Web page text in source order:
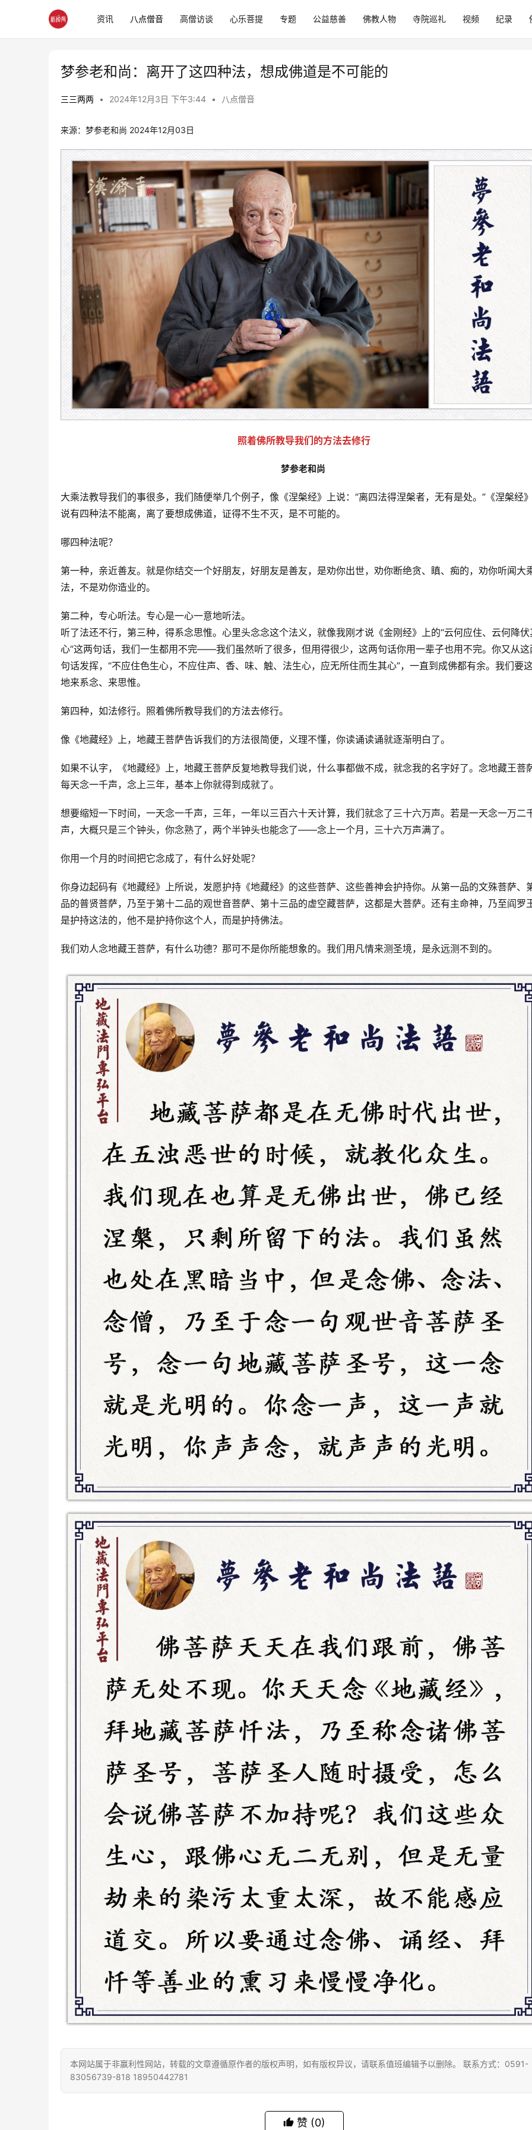
资讯 八点僧音 高僧访谈 心乐菩提 专题 公益慈善 佛教人物 寺院巡礼 视频 纪录
梦参老和尚：离开了这四种法，想成佛道是不可能的
三三两两 • 2024年12月3日 下午3:44 • 八点僧音
来源：梦参老和尚 2024年12月03日
照着佛所教导我们的方法去修行
梦参老和尚
大乘法教导我们的事很多，我们随便举几个例子，像《涅槃经》上说：“离四法得涅槃者，无有是处。”《涅槃经
说有四种法不能离，离了要想成佛道，证得不生不灭，是不可能的。
哪四种法呢？
第一种，亲近善友。就是你结交一个好朋友，好朋友是善友，是劝你出世，劝你断绝贪、瞋、痴的，劝你听闻大
法，不是劝你造业的。
第二种，专心听法。专心是一心一意地听法。
听了法还不行，第三种，得系念思惟。心里头念念这个法义，就像我刚才说《金刚经》上的“云何应住、云何降伏
心”这两句话，我们一生都用不完——我们虽然听了很多，但用得很少，这两句话你用一辈子也用不完。你又从这
句话发挥，“不应住色生心，不应住声、香、味、触、法生心，应无所住而生其心”，一直到成佛都有余。我们要
地来系念、来思惟。
第四种，如法修行。照着佛所教导我们的方法去修行。
像《地藏经》上，地藏王菩萨告诉我们的方法很简便，义理不懂，你读诵读诵就逐渐明白了。
如果不认字，《地藏经》上，地藏王菩萨反复地教导我们说，什么事都做不成，就念我的名字好了。念地藏王菩萨
每天念一千声，念上三年，基本上你就得到成就了。
想要缩短一下时间，一天念一千声，三年，一年以三百六十天计算，我们就念了三十六万声。若是一天念一万二
声，大概只是三个钟头，你念熟了，两个半钟头也能念了——念上一个月，三十六万声满了。
你用一个月的时间把它念成了，有什么好处呢？
你身边起码有《地藏经》上所说，发愿护持《地藏经》的这些菩萨、这些善神会护持你。从第一品的文殊菩萨、
品的普贤菩萨，乃至于第十二品的观世音菩萨、第十三品的虚空藏菩萨，这都是大菩萨。还有主命神，乃至阎罗
是护持这法的，他不是护持你这个人，而是护持佛法。
我们劝人念地藏王菩萨，有什么功德？那可不是你所能想象的。我们用凡情来测圣境，是永远测不到的。
本网站属于非赢利性网站，转载的文章遵循原作者的版权声明，如有版权异议，请联系值班编辑予以删除。 联系方式：0591-
83056739-818 18950442781
赞 (0)